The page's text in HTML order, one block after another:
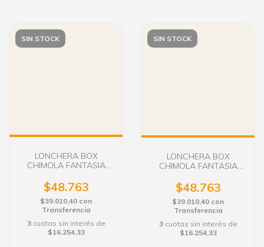
SIN STOCK
LONCHERA BOX
CHIMOLA FANTASIA
$48.763
$39.010,40 con
Transferencia
3 cuotas sin interés de
$16.254,33
SIN STOCK
LONCHERA BOX
CHIMOLA FANTASIA
$48.763
$39.010,40 con
Transferencia
3 cuotas sin interés de
$16.254,33